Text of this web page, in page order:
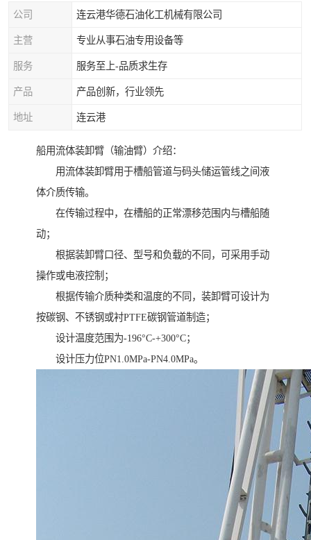
公司 连云港华德石油化工机械有限公司
主营 专业从事石油专用设备等
服务 服务至上-品质求生存
产品 产品创新，行业领先
地址 连云港
船用流体装卸臂（输油臂）介绍：
用流体装卸臂用于槽船管道与码头储运管线之间液
体介质传输。
在传输过程中，在槽船的正常漂移范围内与槽船随
动；
根据装卸臂口径、型号和负载的不同，可采用手动
操作或电液控制；
根据传输介质种类和温度的不同，装卸臂可设计为
按碳钢、不锈钢或衬PTFE碳钢管道制造；
设计温度范围为-196°C-+300°C；
设计压力位PN1.0MPa-PN4.0MPa。